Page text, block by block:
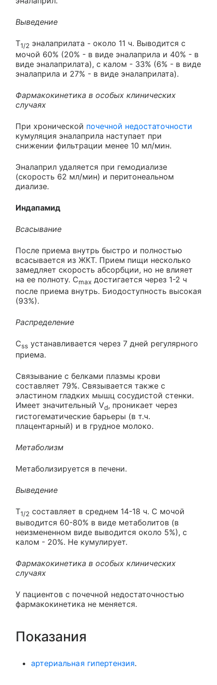
Выведение
T1/2 эналаприлата - около 11 ч. Выводится c
мочой 60% (20% - в виде эналаприла и 40% - в
виде эналаприлата), с калом - 33% (6% - в виде
эналаприла и 27% - в виде эналаприлата).
Фармакокинетика в особых клинических
случаях
При хронической почечной недостаточности
кумуляция эналаприла наступает при
снижении фильтрации менее 10 мл/мин.
Эналаприл удаляется при гемодиализе
(скорость 62 мл/мин) и перитонеальном
диализе.
Индапамид
Всасывание
После приема внутрь быстро и полностью
всасывается из ЖКТ. Прием пищи несколько
замедляет скорость абсорбции, но не влияет
на ее полноту. Cmax достигается через 1-2 ч
после приема внутрь. Биодоступность высокая
(93%).
Распределение
Css устанавливается через 7 дней регулярного
приема.
Связывание с белками плазмы крови
составляет 79%. Связывается также с
эластином гладких мышц сосудистой стенки.
Имеет значительный Vd, проникает через
гистогематические барьеры (в т.ч.
плацентарный) и в грудное молоко.
Метаболизм
Метаболизируется в печени.
Выведение
T1/2 составляет в среднем 14-18 ч. С мочой
выводится 60-80% в виде метаболитов (в
неизмененном виде выводится около 5%), с
калом - 20%. Не кумулирует.
Фармакокинетика в особых клинических
случаях
У пациентов с почечной недостаточностью
фармакокинетика не меняется.
Показания
артериальная гипертензия.